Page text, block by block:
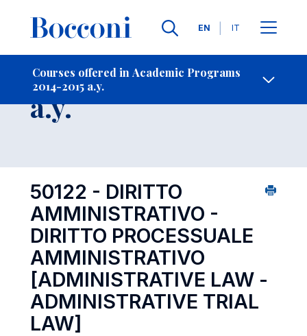
Languages
EN IT
Courses offered in Academic Programs
2014-2015 a.y.
- Contact Us
Course 2014-2015
a.y.
50122 - DIRITTO
AMMINISTRATIVO -
DIRITTO PROCESSUALE
AMMINISTRATIVO
[ADMINISTRATIVE LAW -
ADMINISTRATIVE TRIAL
LAW]